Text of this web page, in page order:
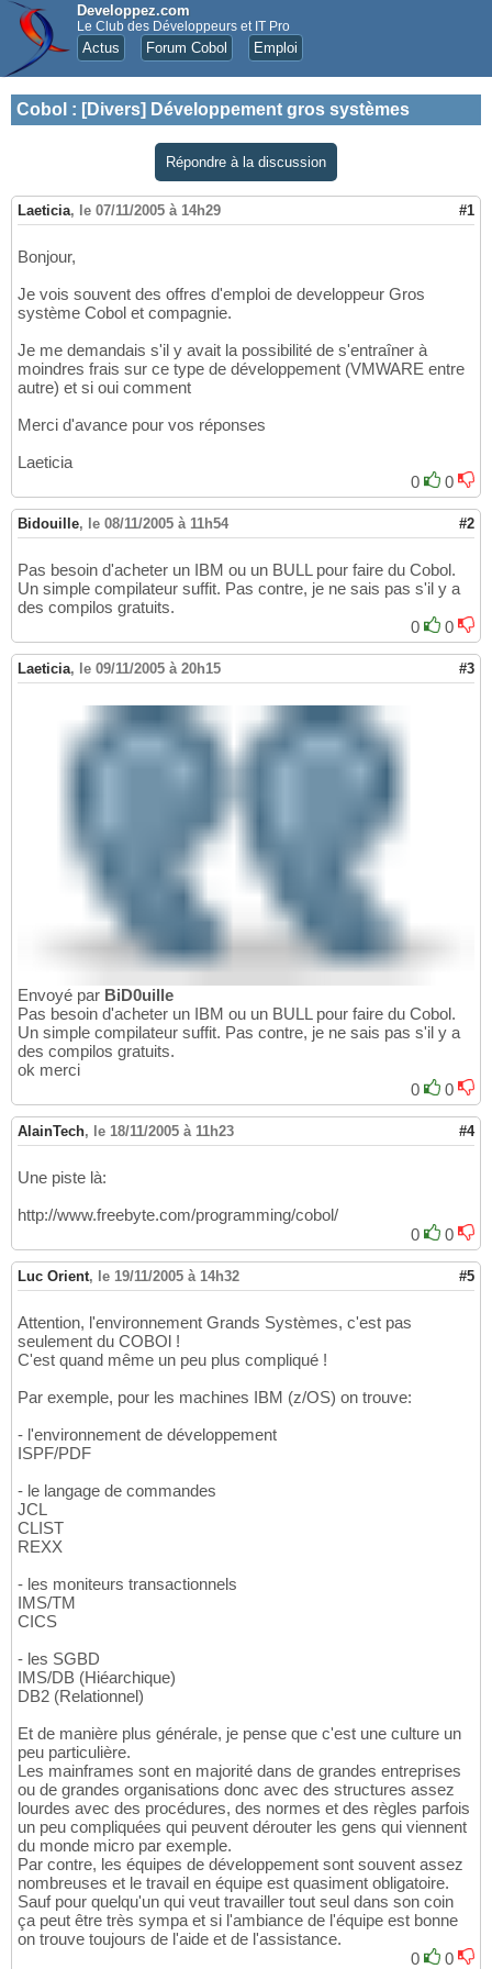
Developpez.com
Le Club des Développeurs et IT Pro
Actus Forum Cobol Emploi
Cobol : [Divers] Développement gros systèmes
Répondre à la discussion
Laeticia, le 07/11/2005 à 14h29 #1
Bonjour,
Je vois souvent des offres d'emploi de developpeur Gros
système Cobol et compagnie.
Je me demandais s'il y avait la possibilité de s'entraîner à
moindres frais sur ce type de développement (VMWARE entre
autre) et si oui comment
Merci d'avance pour vos réponses
Laeticia
0
0
Bidouille, le 08/11/2005 à 11h54 #2
Pas besoin d'acheter un IBM ou un BULL pour faire du Cobol.
Un simple compilateur suffit. Pas contre, je ne sais pas s'il y a
des compilos gratuits.
0
0
Laeticia, le 09/11/2005 à 20h15 #3
Envoyé par BiD0uille
Pas besoin d'acheter un IBM ou un BULL pour faire du Cobol.
Un simple compilateur suffit. Pas contre, je ne sais pas s'il y a
des compilos gratuits.
ok merci
0
0
AlainTech, le 18/11/2005 à 11h23 #4
Une piste là:
http://www.freebyte.com/programming/cobol/
0
0
Luc Orient, le 19/11/2005 à 14h32 #5
Attention, l'environnement Grands Systèmes, c'est pas
seulement du COBOl !
C'est quand même un peu plus compliqué !
Par exemple, pour les machines IBM (z/OS) on trouve:
- l'environnement de développement
ISPF/PDF
- le langage de commandes
JCL
CLIST
REXX
- les moniteurs transactionnels
IMS/TM
CICS
- les SGBD
IMS/DB (Hiéarchique)
DB2 (Relationnel)
Et de manière plus générale, je pense que c'est une culture un
peu particulière.
Les mainframes sont en majorité dans de grandes entreprises
ou de grandes organisations donc avec des structures assez
lourdes avec des procédures, des normes et des règles parfois
un peu compliquées qui peuvent dérouter les gens qui viennent
du monde micro par exemple.
Par contre, les équipes de développement sont souvent assez
nombreuses et le travail en équipe est quasiment obligatoire.
Sauf pour quelqu'un qui veut travailler tout seul dans son coin
ça peut être très sympa et si l'ambiance de l'équipe est bonne
on trouve toujours de l'aide et de l'assistance.
0
0